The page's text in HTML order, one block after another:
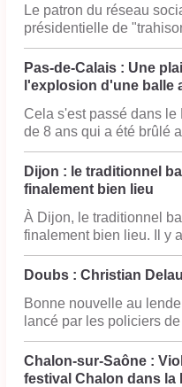
Le patron du réseau
présidentielle de
Pas-de-Calais : Une
l'explosion d'une balle
Cela s'est passé dans
de 8 ans qui a été brûlé
Dijon : le traditionnel
finalement bien lieu
À Dijon, le traditionnel
finalement bien lieu. Il y
Doubs : Christian
Bonne nouvelle au
lancé par les policiers
Chalon-sur-Saône :
festival Chalon dans la